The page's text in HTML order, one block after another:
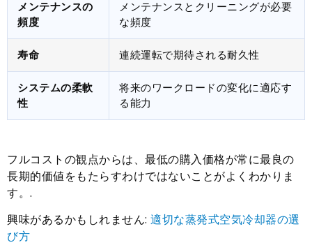
メンテナンスの
頻度
メンテナンスとクリーニングが必要
な頻度
寿命 連続運転で期待される耐久性
システムの柔軟
性
将来のワークロードの変化に適応す
る能力
フルコストの観点からは、最低の購入価格が常に最良の
長期的価値をもたらすわけではないことがよくわかりま
す。.
興味があるかもしれません: 適切な蒸発式空気冷却器の選
び方